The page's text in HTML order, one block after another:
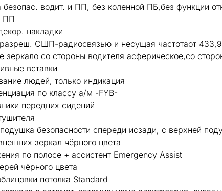
водит. и ПП, без коленной ПБ,без функции
ПП
накладки
разреш. СШП-радиосвязью и несущая частотаот
зеркало со стороны водителя асферическое,со
вставки
людей, только индикация
по классу а/м -FYB-
передних сидений
безопасности спереди исзади, с верхней
зеркал чёрного цвета
по полосе + ассистент Emergency Assist
чёрного цвета
потолка Standard